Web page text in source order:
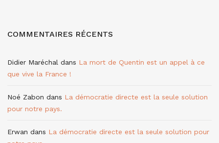
COMMENTAIRES RÉCENTS
Didier Maréchal dans La mort de Quentin est un appel à ce
que vive la France !
Noé Zabon dans La démocratie directe est la seule solution
pour notre pays.
Erwan dans La démocratie directe est la seule solution pour